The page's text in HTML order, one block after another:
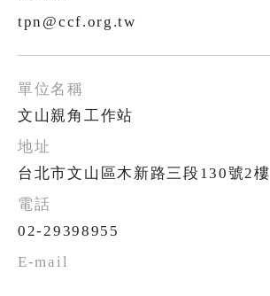
tpn@ccf.org.tw
文山親角工作站
台北市文山區木新路三段130號2樓
02-29398955